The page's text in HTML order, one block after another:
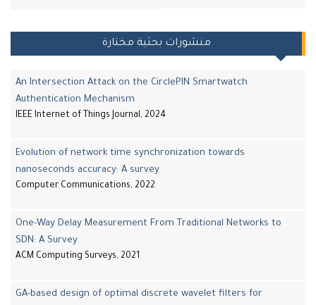
منشورات بحثية مختارة
An Intersection Attack on the CirclePIN Smartwatch
Authentication Mechanism
IEEE Internet of Things Journal, 2024
Evolution of network time synchronization towards
nanoseconds accuracy: A survey
Computer Communications, 2022
One-Way Delay Measurement From Traditional Networks to
SDN: A Survey
ACM Computing Surveys, 2021
GA-based design of optimal discrete wavelet filters for